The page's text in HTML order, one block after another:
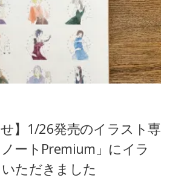
せ】1/26発売のイラスト専
ートPremium」にイラ
ただきました